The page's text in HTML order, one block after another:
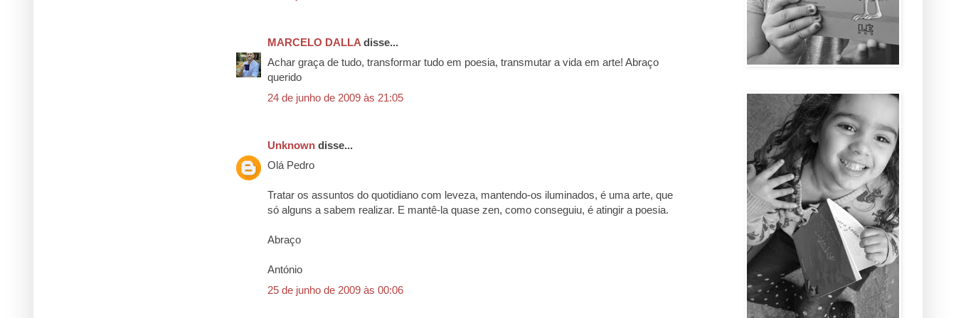
MARCELO DALLA disse...
Achar graça de tudo, transformar tudo em poesia, transmutar a vida em arte! Abraço
querido
24 de junho de 2009 às 21:05
Unknown disse...
Olá Pedro
Tratar os assuntos do quotidiano com leveza, mantendo-os iluminados, é uma arte, que
só alguns a sabem realizar. E mantê-la quase zen, como conseguiu, é atingir a poesia.
Abraço
António
25 de junho de 2009 às 00:06